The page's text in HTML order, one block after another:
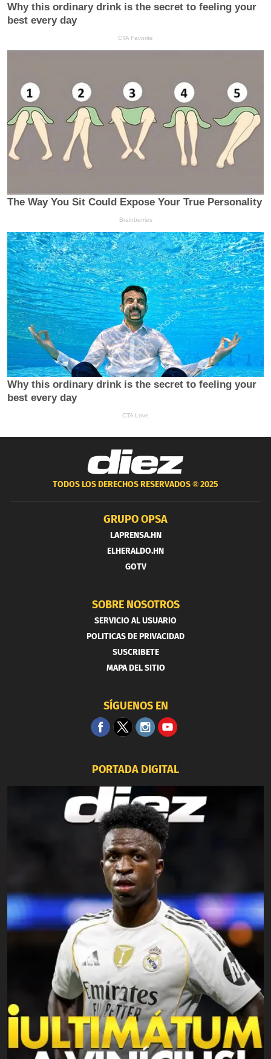
TODOS LOS DERECHOS RESERVADOS ®2025
GRUPO OPSA
LAPRENSA.HN
ELHERALDO.HN
GOTV
SOBRE NOSOTROS
SERVICIO AL USUARIO
POLITICAS DE PRIVACIDAD
SUSCRIBETE
MAPA DEL SITIO
SÍGUENOS EN
PORTADA DIGITAL